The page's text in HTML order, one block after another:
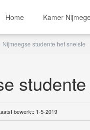
Home Kamer
Nijmeegse studente het snelste
bewerkt: 1-5-2019